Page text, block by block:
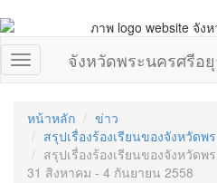
จังหวัดพระนครศรีอ
หน้าหลัก
ข่าว
สรุปเรื่องร้องเรียนของจังหวัด
สรุปเรื่องร้องเรียนของจังหวัด
31 สิงหาคม - 4 กันยายน 2558